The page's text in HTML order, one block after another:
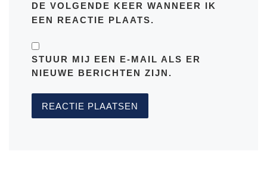
DE VOLGENDE KEER WANNEER IK
EEN REACTIE PLAATS.
STUUR MIJ EEN E-MAIL ALS ER
NIEUWE BERICHTEN ZIJN.